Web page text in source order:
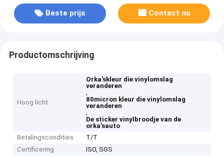
Beste prijs Contact nu
Productomschrijving
Hoog licht
Orka'skleur die vinylomslag
veranderen
,
80micron kleur die vinylomslag
veranderen
,
De sticker vinylbroodje van de
orka'sauto
Betalingscondities
T/T
Certificering
ISO, SGS